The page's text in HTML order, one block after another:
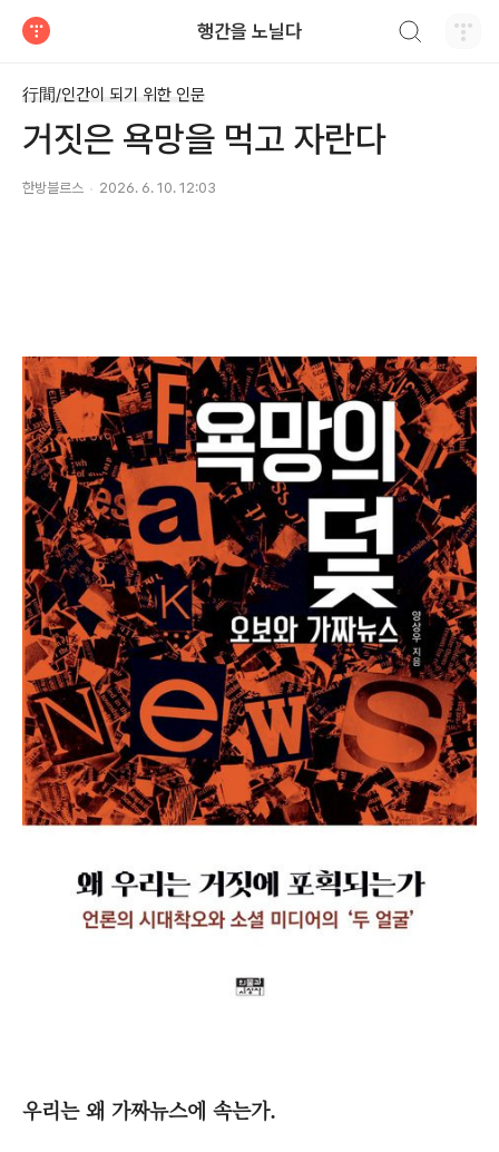
행간을 노닐다
行間/인간이 되기 위한 인문
거짓은 욕망을 먹고 자란다
한방블르스 2026. 6. 10. 12:03
우리는 왜 가짜뉴스에 속는가.